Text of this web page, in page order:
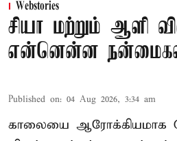
Webstories
சியா மற்றும் ஆளி
என்னென்ன
Published on: 04 Aug 2026, 3:34 am
காலையை ஆரோக்கியமாக